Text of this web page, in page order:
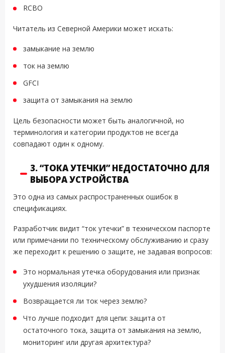
RCBO
Читатель из Северной Америки может искать:
замыкание на землю
ток на землю
GFCI
защита от замыкания на землю
Цель безопасности может быть аналогичной, но
терминология и категории продуктов не всегда
совпадают один к одному.
3. “ТОКА УТЕЧКИ” НЕДОСТАТОЧНО ДЛЯ
ВЫБОРА УСТРОЙСТВА
Это одна из самых распространенных ошибок в
спецификациях.
Разработчик видит “ток утечки” в техническом паспорте
или примечании по техническому обслуживанию и сразу
же переходит к решению о защите, не задавая вопросов:
Это нормальная утечка оборудования или признак
ухудшения изоляции?
Возвращается ли ток через землю?
Что лучше подходит для цепи: защита от
остаточного тока, защита от замыкания на землю,
мониторинг или другая архитектура?